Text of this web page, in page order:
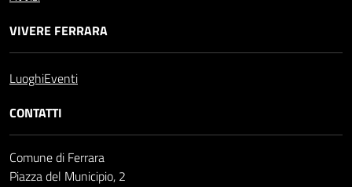
VIVERE FERRARA
LuoghiEventi
CONTATTI
Comune di Ferrara
Piazza del Municipio, 2